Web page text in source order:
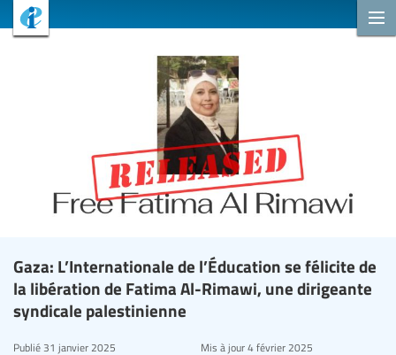
Gaza: L’Internationale de l’Éducation se félicite de
la libération de Fatima Al-Rimawi, une dirigeante
syndicale palestinienne
Publié 31 janvier 2025 Mis à jour4 février 2025